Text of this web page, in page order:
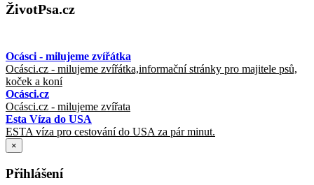
ŽivotPsa.cz
Ocásci - milujeme zvířátka
Ocásci.cz - milujeme zvířátka,informační stránky pro majitele psů,
koček a koní
Ocásci.cz
Ocásci.cz - milujeme zvířata
Esta Víza do USA
ESTA víza pro cestování do USA za pár minut.
×
Přihlášení